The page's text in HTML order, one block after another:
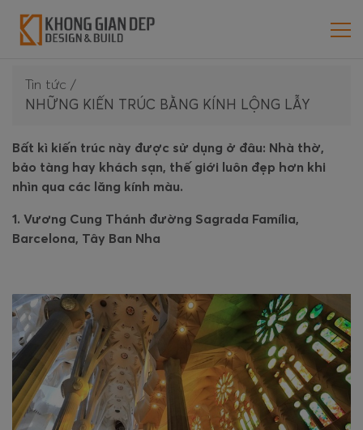
Tin tức /
NHỮNG KIẾN TRÚC BẰNG KÍNH LỘNG LẪY
Bất kì kiến trúc này được sử dụng ở đâu: Nhà thờ,
bảo tàng hay khách sạn, thế giới luôn đẹp hơn khi
nhìn qua các lăng kính màu.
1. Vương Cung Thánh đường Sagrada Família,
Barcelona, Tây Ban Nha